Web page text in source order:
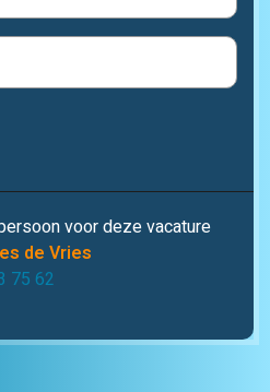
voor deze vacature
de Vries
75 62